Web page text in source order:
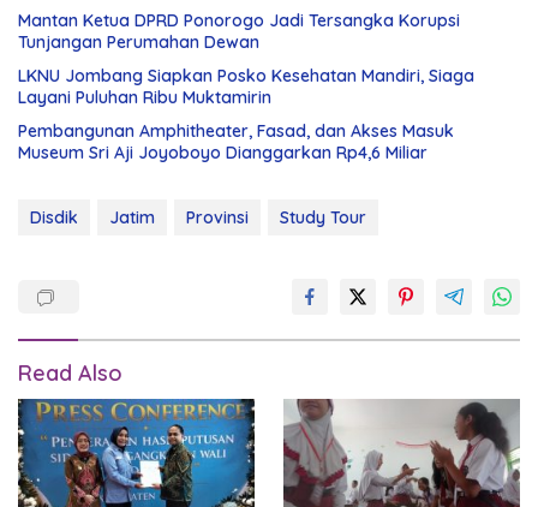
Mantan Ketua DPRD Ponorogo Jadi Tersangka Korupsi
Tunjangan Perumahan Dewan
LKNU Jombang Siapkan Posko Kesehatan Mandiri, Siaga
Layani Puluhan Ribu Muktamirin
Pembangunan Amphitheater, Fasad, dan Akses Masuk
Museum Sri Aji Joyoboyo Dianggarkan Rp4,6 Miliar
Disdik Jatim Provinsi Study Tour
Read Also